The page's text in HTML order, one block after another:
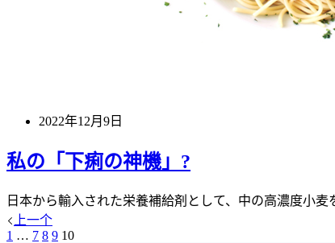
2022年12月9日
私の「下痢の神機」?
日本から輸入された栄養補給剤として、中の高濃度小
上一个
1 … 7 8 9 10